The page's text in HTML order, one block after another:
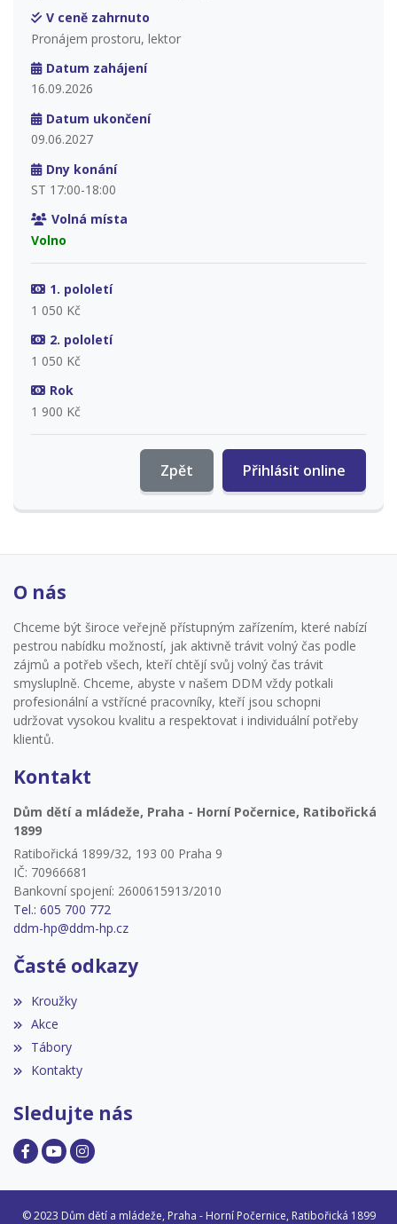
V ceně zahrnuto
Pronájem prostoru, lektor
Datum zahájení
16.09.2026
Datum ukončení
09.06.2027
Dny konání
ST 17:00-18:00
Volná místa
Volno
1. pololetí
1 050 Kč
2. pololetí
1 050 Kč
Rok
1 900 Kč
Přihlásit online
Zpět
O nás
Chceme být široce veřejně přístupným zařízením, které nabízí
pestrou nabídku možností, jak aktivně trávit volný čas podle
zájmů a potřeb všech, kteří chtějí svůj volný čas trávit
smysluplně. Chceme, abyste v našem DDM vždy potkali
profesionální a vstřícné pracovníky, kteří jsou schopni
udržovat vysokou kvalitu a respektovat i individuální potřeby
klientů.
Kontakt
Dům dětí a mládeže, Praha - Horní Počernice, Ratibořická
1899
Ratibořická 1899/32, 193 00 Praha 9
IČ: 70966681
Bankovní spojení: 2600615913/2010
Tel.: 605 700 772
ddm-hp@ddm-hp.cz
Časté odkazy
Kroužky
Akce
Tábory
Kontakty
Sledujte nás
© 2023 Dům dětí a mládeže, Praha - Horní Počernice, Ratibořická 1899